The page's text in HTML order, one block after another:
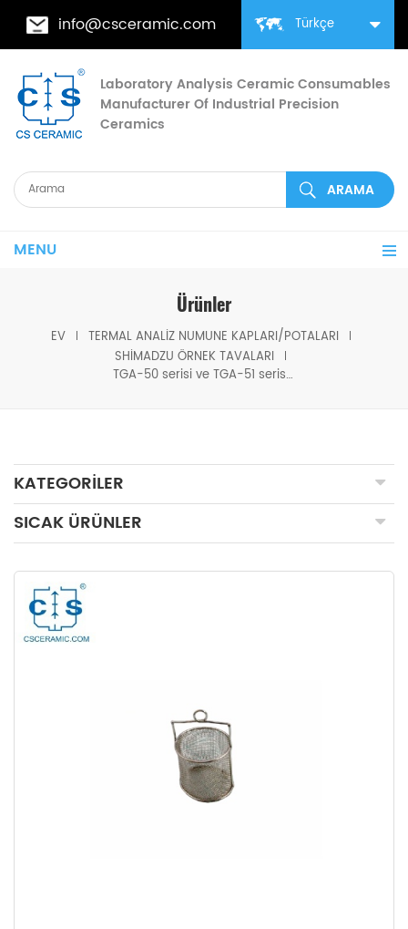
Türkçe
info@csceramic.com
Laboratory Analysis Ceramic Consumables
Manufacturer Of Industrial Precision
Ceramics
MENU
Ürünler
EV
TERMAL ANALIZ NUMUNE KAPLARI/POTALARI
SHIMADZU ÖRNEK TAVALARI
TGA-50 serisi ve TGA-51 serisi için Shimadzu 201-56569-01'e eşdeğer Pt örgü tava
KATEGORILER
SICAK ÜRÜNLER